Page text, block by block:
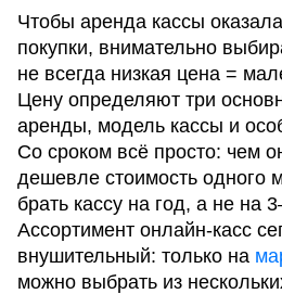
Чтобы аренда кассы
покупки, внимательно
не всегда низкая цена =
Цену определяют три
аренды, модель кассы и
Со сроком всё просто: чем
дешевле стоимость одного
брать кассу на год, а не на
Ассортимент онлайн-касс
внушительный: только на
можно выбрать из